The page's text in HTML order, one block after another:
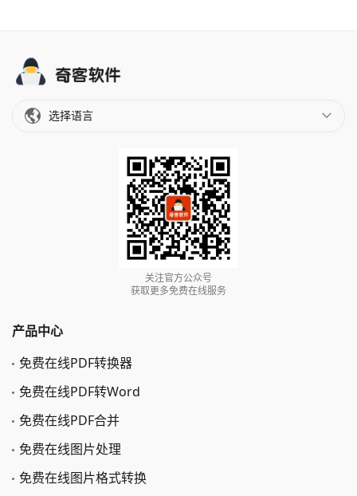
选择语言
关注官方公众号
获取更多免费在线服务
产品中心
免费在线PDF转换器
免费在线PDF转Word
免费在线PDF合并
免费在线图片处理
免费在线图片格式转换